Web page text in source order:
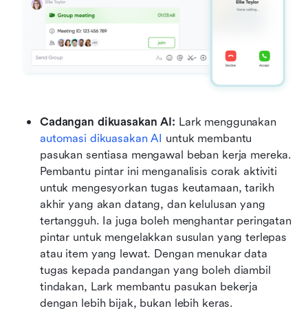
Cadangan dikuasakan AI:
automasi dikuasakan AI untuk membantu
pasukan sentiasa mengawal beban kerja mereka.
Pembantu pintar ini menganalisis corak aktiviti
untuk mengesyorkan tugas keutamaan, tarikh
akhir yang akan datang, dan kelulusan yang
tertangguh. Ia juga boleh menghantar peringatan
pintar untuk mengelakkan susulan yang terlepas
atau item yang lewat. Dengan menukar data
tugas kepada pandangan yang boleh diambil
tindakan, Lark membantu pasukan bekerja
dengan lebih bijak, bukan lebih keras.